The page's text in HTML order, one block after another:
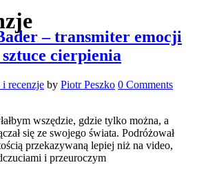
– transmiter emocji
cierpienia
i recenzje by Piotr Peszko 0 Comments
wszędzie, gdzie tylko można, a
się ze swojego świata. Podróżował
przekazywaną lepiej niż na video,
i przeuroczym